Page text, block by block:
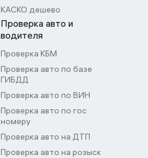
КАСКО дешево
Проверка авто и
водителя
Проверка КБМ
Проверка авто по базе
ГИБДД
Проверка авто по ВИН
Проверка авто по гос
номеру
Проверка авто на ДТП
Проверка авто на розыск